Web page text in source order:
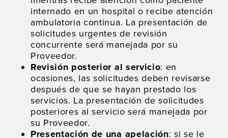
internado en un hospital o recibe atención
ambulatoria continua. La presentación de
solicitudes urgentes de revisión
concurrente será manejada por su
Proveedor.
Revisión posterior al servicio: en
ocasiones, las solicitudes deben revisarse
después de que se hayan prestado los
servicios. La presentación de solicitudes
posteriores al servicio será manejada por
su Proveedor.
Presentación de una apelación: si se le